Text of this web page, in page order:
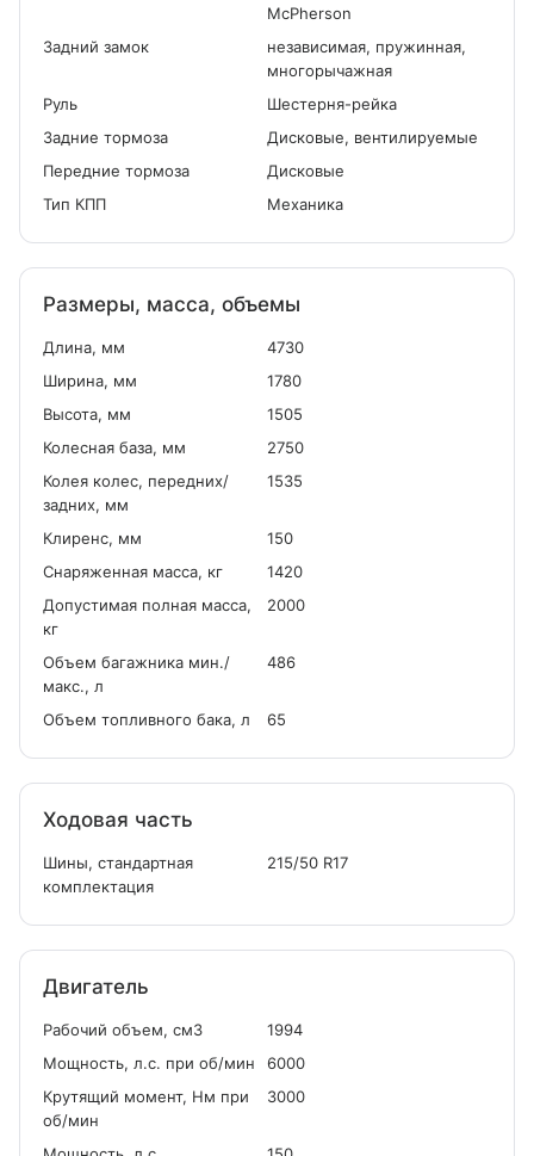
McPherson
Задний замок
независимая, пружинная,
многорычажная
Руль
Шестерня-рейка
Задние тормоза
Дисковые, вентилируемые
Передние тормоза
Дисковые
Тип КПП
Механика
Размеры, масса, объемы
Длина, мм
4730
Ширина, мм
1780
Высота, мм
1505
Колесная база, мм
2750
Колея колес, передних/
задних, мм
1535
Клиренс, мм
150
Снаряженная масса, кг
1420
Допустимая полная масса,
кг
2000
Объем багажника мин./
макс., л
486
Объем топливного бака, л 65
Ходовая часть
Шины, стандартная
комплектация
215/50 R17
Двигатель
Рабочий объем, см3
1994
Мощность, л.с. при об/мин
6000
Крутящий момент, Нм при
об/мин
3000